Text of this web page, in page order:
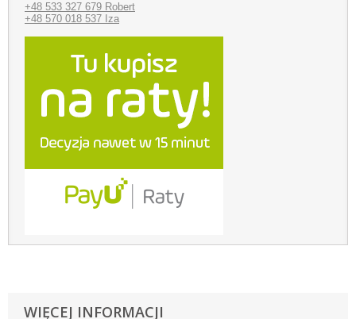
+48 533 327 679 Robert
+48 570 018 537 Iza
WIĘCEJ INFORMACJI